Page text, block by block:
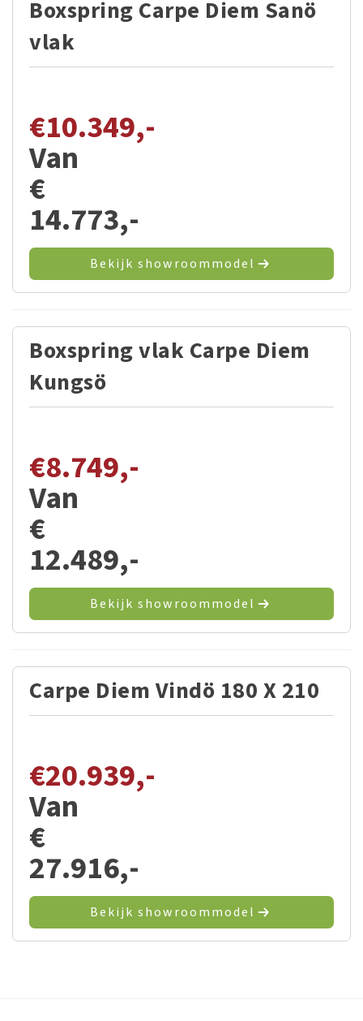
Boxspring Carpe Diem Sanö
vlak
€10.349,-
Van
€
14.773,-
Bekijk showroommodel
Boxspring vlak Carpe Diem
Kungsö
€8.749,-
Van
€
12.489,-
Bekijk showroommodel
Carpe Diem Vindö 180 X 210
€20.939,-
Van
€
27.916,-
Bekijk showroommodel